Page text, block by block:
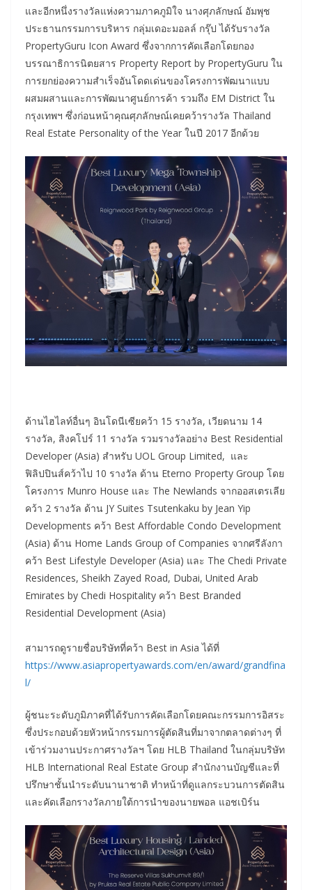
และอีกหนึ่งรางวัลแห่งความภาคภูมิใจ นางศุภลักษณ์ อัมพุช
ประธานกรรมการบริหาร กลุ่มเดอะมอลล์ กรุ๊ป ได้รับรางวัล
PropertyGuru Icon Award ซึ่งจากการคัดเลือกโดยกอง
บรรณาธิการนิตยสาร Property Report by PropertyGuru ใน
การยกย่องความสำเร็จอันโดดเด่นของโครงการพัฒนาแบบ
ผสมผสานและการพัฒนาศูนย์การค้า รวมถึง EM District ใน
กรุงเทพฯ ซึ่งก่อนหน้าคุณศุภลักษณ์เคยคว้ารางวัล Thailand
Real Estate Personality of the Year ในปี 2017 อีกด้วย
ด้านไฮไลท์อื่นๆ อินโดนีเซียคว้า 15 รางวัล, เวียดนาม 14
รางวัล, สิงคโปร์ 11 รางวัล รวมรางวัลอย่าง Best Residential
Developer (Asia) สำหรับ UOL Group Limited, และ
ฟิลิปปินส์คว้าไป 10 รางวัล ด้าน Eterno Property Group โดย
โครงการ Munro House และ The Newlands จากออสเตรเลีย
คว้า 2 รางวัล ด้าน JY Suites Tsutenkaku by Jean Yip
Developments คว้า Best Affordable Condo Development
(Asia) ด้าน Home Lands Group of Companies จากศรีลังกา
คว้า Best Lifestyle Developer (Asia) และ The Chedi Private
Residences, Sheikh Zayed Road, Dubai, United Arab
Emirates by Chedi Hospitality คว้า Best Branded
Residential Development (Asia)
สามารถดูรายชื่อบริษัทที่คว้า Best in Asia ได้ที่
https://www.asiapropertyawards.com/en/award/grandfina
l/
ผู้ชนะระดับภูมิภาคที่ได้รับการคัดเลือกโดยคณะกรรมการอิสระ
ซึ่งประกอบด้วยหัวหน้ากรรมการผู้ตัดสินที่มาจากตลาดต่างๆ ที่
เข้าร่วมงานประกาศรางวัลฯ โดย HLB Thailand ในกลุ่มบริษัท
HLB International Real Estate Group สำนักงานบัญชีและที่
ปรึกษาชั้นนำระดับนานาชาติ ทำหน้าที่ดูแลกระบวนการตัดสิน
และคัดเลือกรางวัลภายใต้การนำของนายพอล แอชเบิร์น